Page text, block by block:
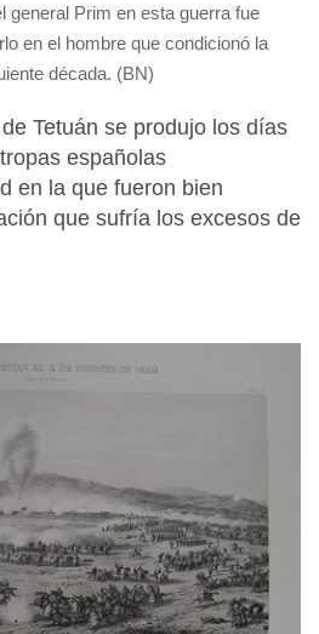
general Prim en esta guerra fue
en el hombre que condicionó la
década. (BN)
Tetuán se produjo los días
españolas
en la que fueron bien
que sufría los excesos de